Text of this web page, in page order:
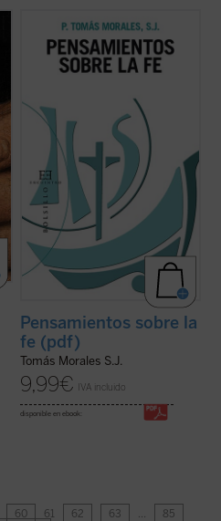
Esta edición ha sido preparada por las
de los escritos del P. Tomás Morales, S.J.
aquellos fragmentos significativos en torno
a la virtud de la fe, recordando su memoria
Pensamientos sobre la
fe (pdf)
Tomás Morales S.J.
9,99€ IVA incluido
disponible en ebook:
60 61 62 63 …
85